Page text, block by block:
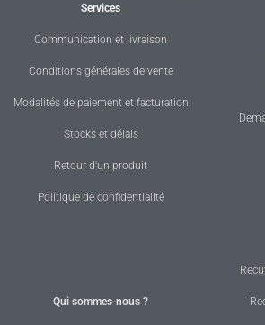
Services
Communication et livraison
Conditions générales de vente
Modalités de paiement et facturation
Stocks et délais
Retour d'un produit
Politique de confidentialité
Qui sommes-nous ?